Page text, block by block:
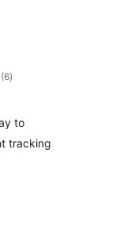
(6puntuacions
totals
)
to
tracking